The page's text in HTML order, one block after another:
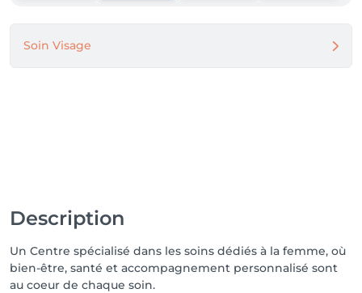
☕ Votre confort avant le rendez-vous
Au plaisir de vous accueillir au Cabinet Pagano et de
prendre soin de vous. 💕
Soin Visage
Description
Un Centre spécialisé dans les soins dédiés à la femme, où
bien-être, santé et accompagnement personnalisé sont
au coeur de chaque soin.